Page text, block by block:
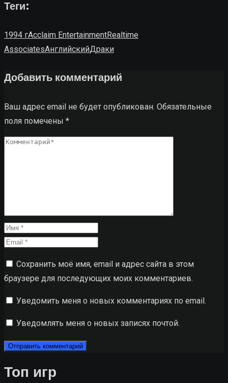
Теги:
1994 гAcclaim EntertainmentRealtime
AssociatesАнглийскийДраки
Добавить комментарий
Ваш адрес email не будет опубликован. Обязательные
поля помечены *
Сохранить моё имя, email и адрес сайта в этом
браузере для последующих моих комментариев.
Уведомить меня о новых комментариях по email.
Уведомлять меня о новых записях почтой.
Топ игр